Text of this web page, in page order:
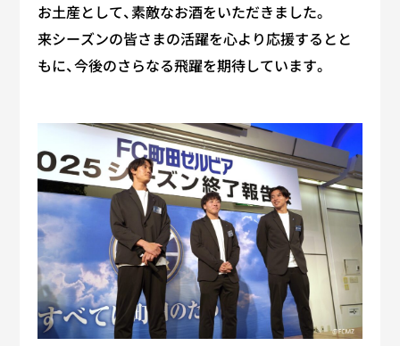
お土産として、素敵なお酒をいただきました。
来シーズンの皆さまの活躍を心より応援するとと
もに、今後のさらなる飛躍を期待しています。